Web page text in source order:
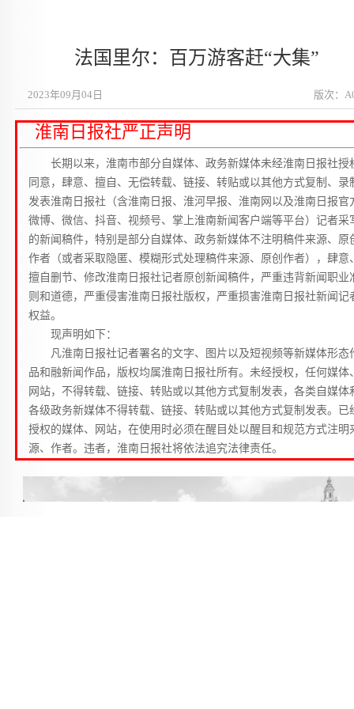
法国里尔：百万游客赶“大集”
版次：
2023年09月04日
淮南日报社严正声明
长期以来，淮南市部分自媒体、政务新媒体未经淮南日报社授
同意，肆意、擅自、无偿转载、链接、转贴或以其他方式复制、录
发表淮南日报社（含淮南日报、淮河早报、淮南网以及淮南日报官
微博、微信、抖音、视频号、掌上淮南新闻客户端等平台）记者采
的新闻稿件，特别是部分自媒体、政务新媒体不注明稿件来源、原
作者（或者采取隐匿、模糊形式处理稿件来源、原创作者），肆意、
擅自删节、修改淮南日报社记者原创新闻稿件，严重违背新闻职业
则和道德，严重侵害淮南日报社版权，严重损害淮南日报社新闻记
权益。
现声明如下：
凡淮南日报社记者署名的文字、图片以及短视频等新媒体形态
品和融新闻作品，版权均属淮南日报社所有。未经授权，任何媒体、
网站，不得转载、链接、转贴或以其他方式复制发表，各类自媒体
各级政务新媒体不得转载、链接、转贴或以其他方式复制发表。已
授权的媒体、网站，在使用时必须在醒目处以醒目和规范方式注明
源、作者。违者，淮南日报社将依法追究法律责任。